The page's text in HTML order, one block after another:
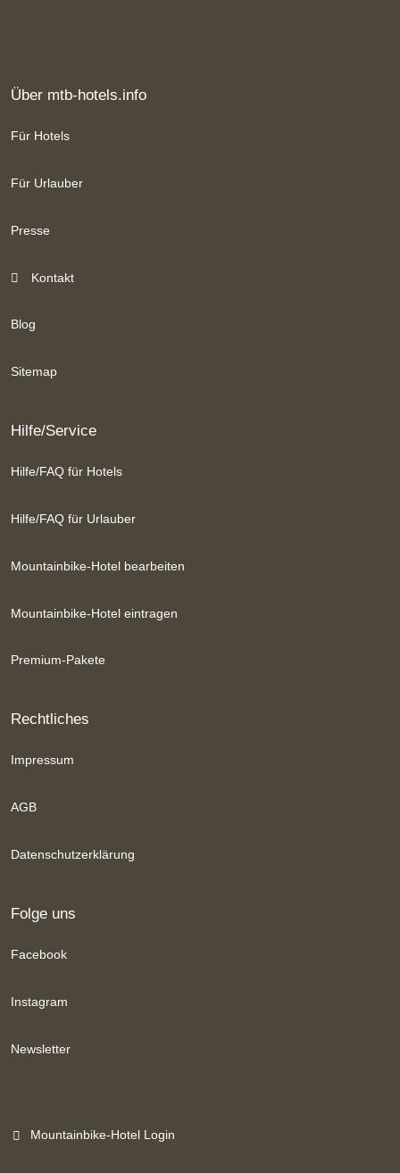
Über mtb-hotels.info
Für Hotels
Für Urlauber
Presse
Kontakt
Blog
Sitemap
Hilfe/Service
Hilfe/FAQ für Hotels
Hilfe/FAQ für Urlauber
Mountainbike-Hotel bearbeiten
Mountainbike-Hotel eintragen
Premium-Pakete
Rechtliches
Impressum
AGB
Datenschutzerklärung
Folge uns
Facebook
Instagram
Newsletter
Mountainbike-Hotel Login